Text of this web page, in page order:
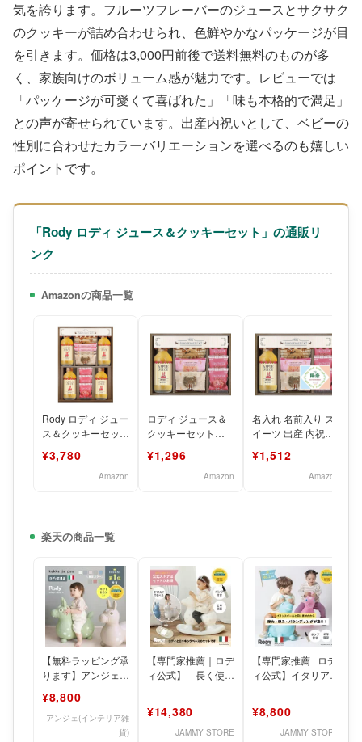
気を誇ります。フルーツフレーバーのジュースとサクサク
のクッキーが詰め合わせられ、色鮮やかなパッケージが目
を引きます。価格は3,000円前後で送料無料のものが多
く、家族向けのボリューム感が魅力です。レビューでは
「パッケージが可愛くて喜ばれた」「味も本格的で満足」
との声が寄せられています。出産内祝いとして、ベビーの
性別に合わせたカラーバリエーションを選べるのも嬉しい
ポイントです。
「Rody ロディ ジュース＆クッキーセット」の通販リ
ンク
Amazonの商品一覧
Rody ロディ ジュー
ス＆クッキーセット
気祝い
¥3,780
Amazon
ロディ ジュース＆
クッキーセット
¥1,296
Amazon
名入れ 名前入り ス
イーツ 出産 内祝い
クッキーセット 70
¥1,512
Amazon
楽天の商品一覧
【無料ラッピング承
ります】アンジェ別
ロディ 正規品 nin
¥8,800
アンジェ(インテリア雑
貨)
【専門家推薦｜ロデ
ィ公式】 長く使え
セ
¥14,380
JAMMY STORE
【専門家推薦 | ロデ
ィ公式】イタリア製
¥8,800
JAMMY STORE